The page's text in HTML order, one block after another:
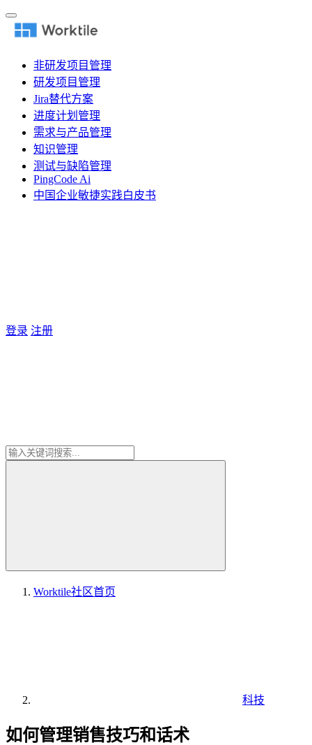
非研发项目管理
研发项目管理
Jira替代方案
进度计划管理
需求与产品管理
知识管理
测试与缺陷管理
PingCode Ai
中国企业敏捷实践白皮书
登录 注册
Worktile社区首页
科技
如何管理销售技巧和话术